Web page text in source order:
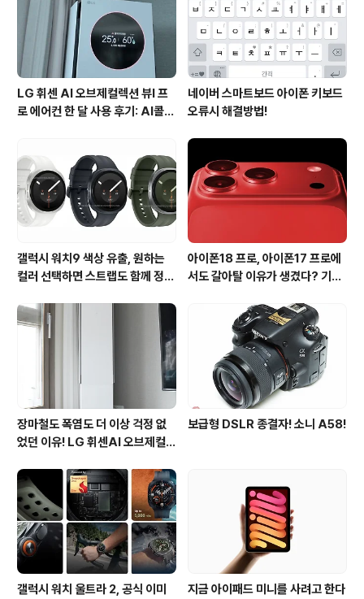
산 영도구~연제구, 야간 주행영상은 서면~영도구로 이동
하면서 ..
LG 휘센 AI 오브제컬렉션 뷰I 프
로 에어컨 한 달 사용 후기: AI콜드
네이버 스마트보드 아이폰 키보드
오류시 해결방법!
갤럭시 워치9 색상 유출, 원하는
컬러 선택하면 스트랩도 함께 정해
아이폰18 프로, 아이폰17 프로에
서도 갈아탈 이유가 생겼다? 기대
장마철도 폭염도 더 이상 걱정 없
었던 이유! LG 휘센AI 오브제컬렉
사용 후기
보급형 DSLR 종결자! 소니 A58!
갤럭시 워치 울트라 2, 공식 이미 지금 아이패드 미니를 사려고 한다